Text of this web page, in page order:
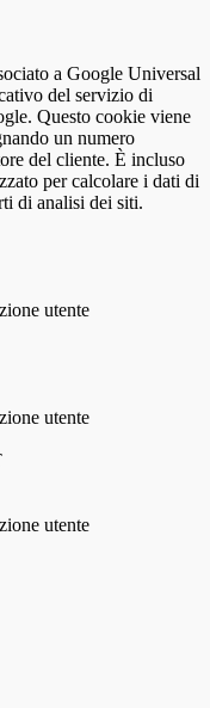
a Google Universal
del servizio di
Questo cookie viene
un numero
del cliente. È incluso
per calcolare i dati di
di analisi dei siti.
utente
utente
utente